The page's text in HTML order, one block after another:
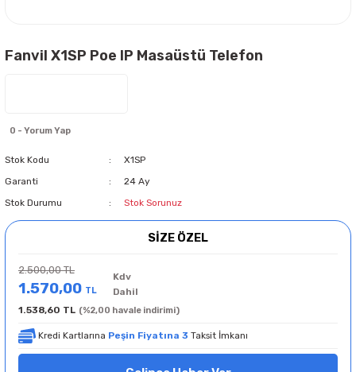
Fanvil X1SP Poe IP Masaüstü Telefon
0 - Yorum Yap
Stok Kodu
X1SP
Garanti
24 Ay
Stok Durumu
Stok Sorunuz
SİZE ÖZEL
2.500,00 TL
1.570,00 TL
Kdv
Dahil
1.538,60 TL (%2,00 havale indirimi)
Kredi Kartlarına Peşin Fiyatına 3 Taksit İmkanı